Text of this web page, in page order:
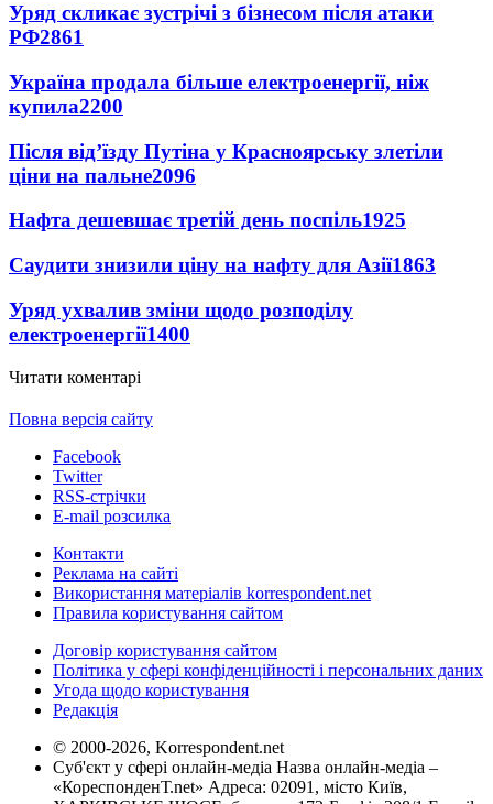
Уряд скликає зустрічі з бізнесом після атаки
РФ2861
Україна продала більше електроенергії, ніж
купила2200
Після від’їзду Путіна у Красноярську злетіли
ціни на пальне2096
Нафта дешевшає третій день поспіль1925
Саудити знизили ціну на нафту для Азії1863
Уряд ухвалив зміни щодо розподілу
електроенергії1400
Читати коментарі
Повна версія сайту
Facebook
Twitter
RSS-стрічки
E-mail розсилка
Контакти
Реклама на сайті
Використання матеріалів korrespondent.net
Правила користування сайтом
Договір користування сайтом
Політика у сфері конфіденційності і персональних даних
Угода щодо користування
Редакція
© 2000-2026, Korrespondent.net
Суб'єкт у сфері онлайн-медіа Назва онлайн-медіа –
«КореспонденТ.net» Адреса: 02091, місто Київ,